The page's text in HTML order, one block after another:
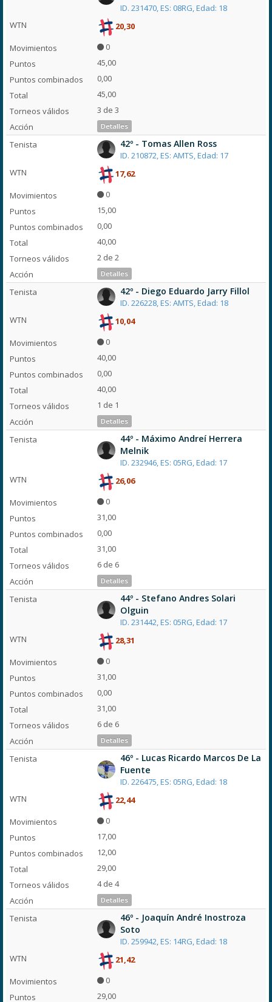
ID. 231470, ES: 08RG, Edad: 18
20,30
0
45,00
0,00
45,00
3 de 3
Detalles
42º - Tomas Allen Ross
ID. 210872, ES: AMTS, Edad: 17
17,62
0
15,00
0,00
40,00
2 de 2
Detalles
42º - Diego Eduardo Jarry Fillol
ID. 226228, ES: AMTS, Edad: 18
10,04
0
40,00
0,00
40,00
1 de 1
Detalles
44º - Máximo Andreí Herrera
Melnik
ID. 232946, ES: 05RG, Edad: 17
26,06
0
31,00
0,00
31,00
6 de 6
Detalles
44º - Stefano Andres Solari
Olguin
ID. 231442, ES: 05RG, Edad: 17
28,31
0
31,00
0,00
31,00
6 de 6
Detalles
46º - Lucas Ricardo Marcos De La
Fuente
ID. 226475, ES: 05RG, Edad: 18
22,44
0
17,00
12,00
29,00
4 de 4
Detalles
46º - Joaquín André Inostroza
Soto
ID. 259942, ES: 14RG, Edad: 18
21,42
0
29,00